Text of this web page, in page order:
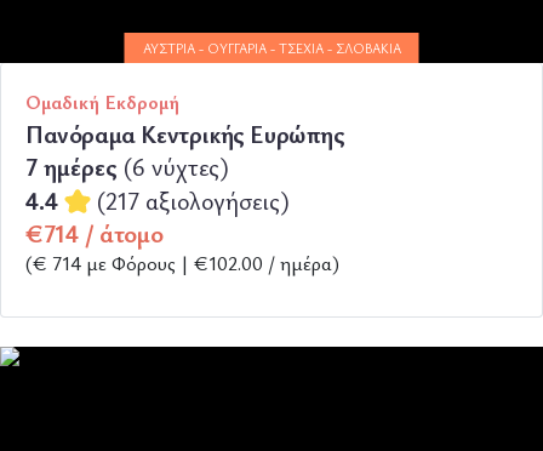
ΑΥΣΤΡΊΑ - ΟΥΓΓΑΡΊΑ - ΤΣΕΧΊΑ - ΣΛΟΒΑΚΊΑ
Ομαδική Εκδρομή
Πανόραμα Κεντρικής Ευρώπης
7 ημέρες (6 νύχτες)
4.4
(217 αξιολογήσεις)
€714 / άτομο
(€ 714 με Φόρους | €102.00 / ημέρα)